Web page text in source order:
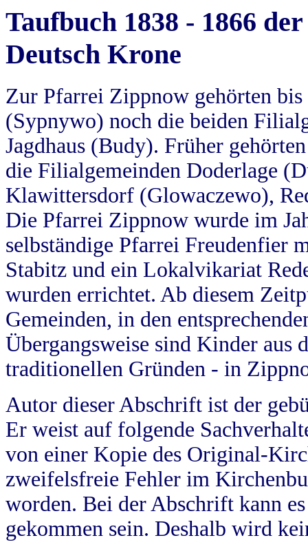
Taufbuch 1838 - 1866
Deutsch Krone
Zur Pfarrei Zippnow gehörten
(Sypnywo) noch die beiden
Jagdhaus (Budy). Früher
die Filialgemeinden Doderlage
Klawittersdorf (Glowaczewo),
Die Pfarrei Zippnow wurde im
selbständige Pfarrei Freudenfier
Stabitz und ein Lokalvikariat
wurden errichtet. Ab diesem
Gemeinden, in den
Übergangsweise sind Kinder aus
traditionellen Gründen - in
Autor dieser Abschrift ist der
Er weist auf folgende
von einer Kopie des Original-
zweifelsfreie Fehler im
worden. Bei der Abschrift kann
gekommen sein. Deshalb wird